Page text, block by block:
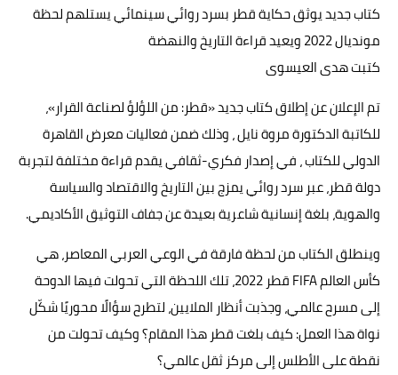
الصحه والجمال
مقالات
كتاب جديد يوثق حكاية قطر بسرد روائي سينمائي يستلهم لحظة
مونديال 2022 ويعيد قراءة التاريخ والنهضة
كتبت هدى العيسوى
تم الإعلان عن إطلاق كتاب جديد «قطر: من اللؤلؤ لصناعة القرار»،
للكاتبة الدكتورة مروة نايل ، وذلك ضمن فعاليات معرض القاهرة
الدولي للكتاب ، في إصدار فكري-ثقافي يقدم قراءة مختلفة لتجربة
دولة قطر، عبر سرد روائي يمزج بين التاريخ والاقتصاد والسياسة
والهوية، بلغة إنسانية شاعرية بعيدة عن جفاف التوثيق الأكاديمي.
وينطلق الكتاب من لحظة فارقة في الوعي العربي المعاصر، هي
كأس العالم FIFA قطر 2022، تلك اللحظة التي تحولت فيها الدوحة
إلى مسرح عالمي، وجذبت أنظار الملايين، لتطرح سؤالًا محوريًا شكّل
نواة هذا العمل: كيف بلغت قطر هذا المقام؟ وكيف تحولت من
نقطة على الأطلس إلى مركز ثقل عالمي؟